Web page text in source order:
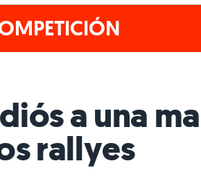
a una
rallyes